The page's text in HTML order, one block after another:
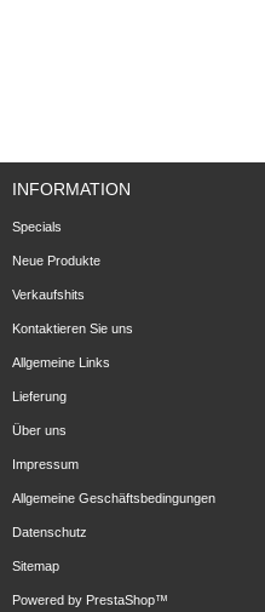
INFORMATION
Specials
Neue Produkte
Verkaufshits
Kontaktieren Sie uns
Allgemeine Links
Lieferung
Über uns
Impressum
Allgemeine Geschäftsbedingungen
Datenschutz
Sitemap
Powered by PrestaShop™